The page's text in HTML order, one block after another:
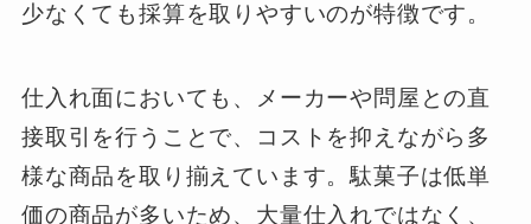
少なくても採算を取りやすいのが特徴です。
仕入れ面においても、メーカーや問屋との直
接取引を行うことで、コストを抑えながら多
様な商品を取り揃えています。駄菓子は低単
価の商品が多いため、大量仕入れではなく、